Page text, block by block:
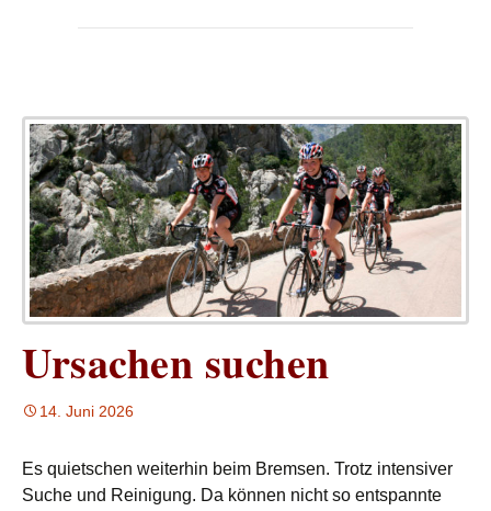
Ursachen suchen
14. Juni 2026
Es quietschen weiterhin beim Bremsen. Trotz intensiver
Suche und Reinigung. Da können nicht so entspannte